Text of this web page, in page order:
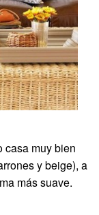
casa muy bien
y beige), a
más suave.